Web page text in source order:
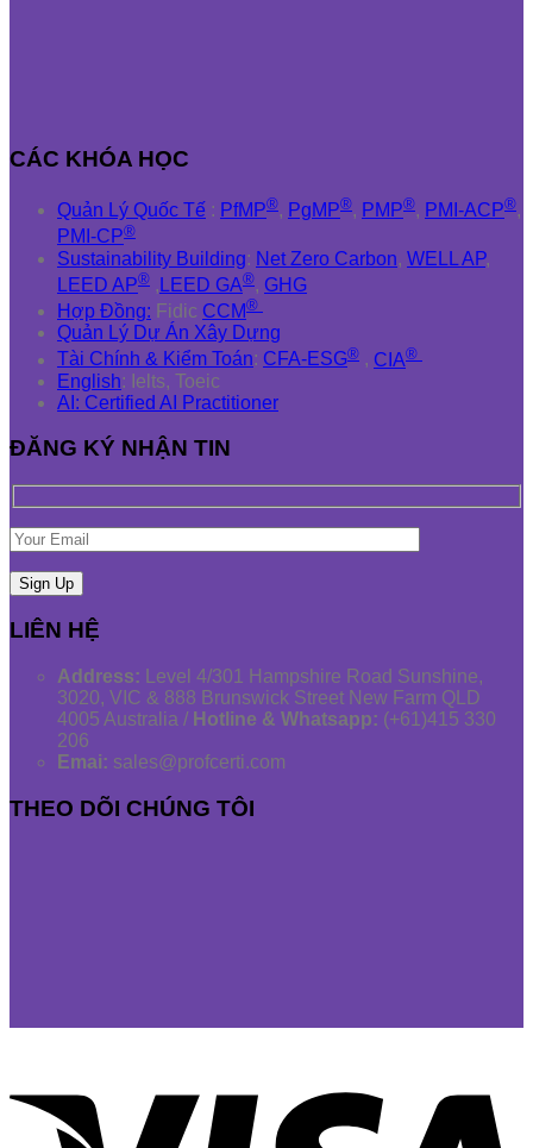
CÁC KHÓA HỌC
Quản Lý Quốc Tế : PfMP®, PgMP®, PMP®, PMI-ACP®,
PMI-CP®
Sustainability Building: Net Zero Carbon, WELL AP,
LEED AP® , LEED GA®, GHG
Hợp Đồng: Fidic CCM®
Quản Lý Dự Án Xây Dựng
Tài Chính & Kiểm Toán: CFA-ESG® , CIA®
English: Ielts, Toeic
AI: Certified AI Practitioner
ĐĂNG KÝ NHẬN TIN
LIÊN HỆ
Address: Level 4/301 Hampshire Road Sunshine,
3020, VIC & 888 Brunswick Street New Farm QLD
4005 Australia / Hotline & Whatsapp: (+61)415 330
206
Emai: sales@profcerti.com
THEO DÕI CHÚNG TÔI